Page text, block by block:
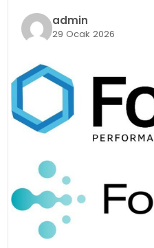
admin
29 Ocak 2026